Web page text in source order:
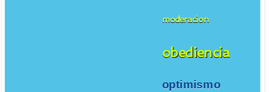
moderacion
obediencia
optimismo